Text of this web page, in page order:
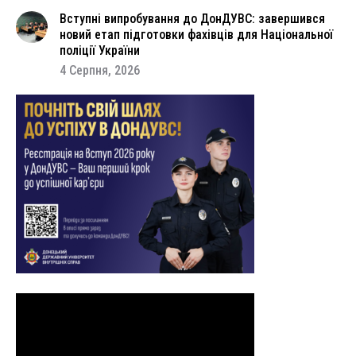
Вступні випробування до ДонДУВС: завершився
новий етап підготовки фахівців для Національної
поліції України
4 Серпня, 2026